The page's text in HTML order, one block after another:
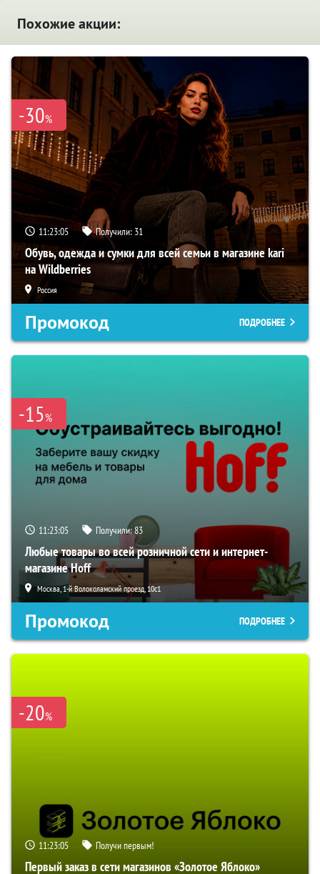
Похожие акции:
-30%
11:23:04 Получили: 31
Обувь, одежда и сумки для всей семьи в магазине kari
на Wildberries
Россия
Промокод ПОДРОБНЕЕ
-15%
11:23:04 Получили:83
Любые товары во всей розничной сети и интернет-
магазине Hoff
Москва, 1-й Волоколамский проезд, 10с1
Промокод ПОДРОБНЕЕ
-20%
11:23:04 Получи первым!
Первый заказ в сети магазинов «Золотое Яблоко»